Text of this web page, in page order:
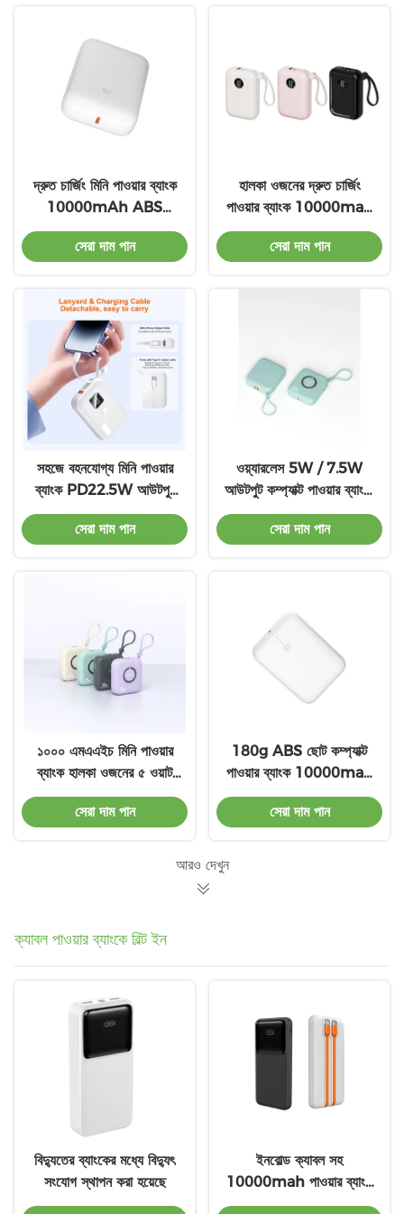
দ্রুত চার্জিং মিনি পাওয়ার ব্যাংক
10000mAh ABS
উপাদান কালো / সাদা
সেরা দাম পান
হালকা ওজনের দ্রুত চার্জিং
পাওয়ার ব্যাংক 10000mah
মিনি OEM উপলব্ধ
সেরা দাম পান
সহজে বহনযোগ্য মিনি পাওয়ার
ব্যাংক PD22.5W আউটপুট
সহ হালকা 10000mah
পাওয়ার ব্যাংক
সেরা দাম পান
ওয়্যারলেস 5W / 7.5W
আউটপুট কম্প্যাক্ট পাওয়ার ব্যাংক,
হালকা ওজনের পোর্টেবল পাওয়ার
ব্যাংক 10000mah
সেরা দাম পান
১০০০ এমএএইচ মিনি পাওয়ার
ব্যাংক হালকা ওজনের ৫ ওয়াট
ওয়্যারলেস আউটপুট সহজে
বহনযোগ্য
সেরা দাম পান
180g ABS ছোট কম্প্যাক্ট
পাওয়ার ব্যাংক 10000mah
PD20W আউটপুট সহ
সেরা দাম পান
আরও দেখুন
ক্যাবল পাওয়ার ব্যাংকে বিল্ট ইন
বিদ্যুতের ব্যাংকের মধ্যে বিদ্যুৎ
সংযোগ স্থাপন করা হয়েছে
ইনবোল্ড ক্যাবল সহ
10000mah পাওয়ার ব্যাংক
ইনবোল্ড ইউএসবি সি ক্যাবল সহ